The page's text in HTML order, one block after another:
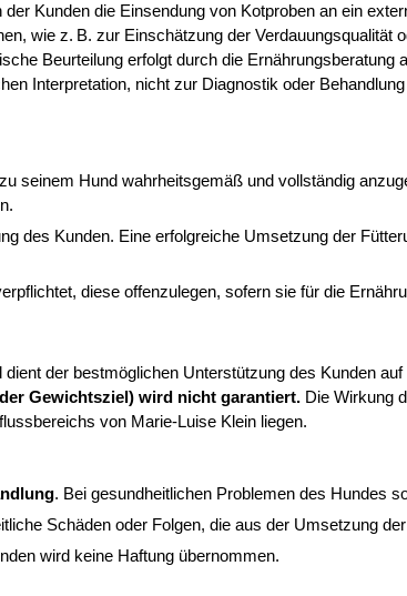
Kunden die Einsendung von Kotproben an ein
wie z. B. zur Einschätzung der Verdauungsqualität
Beurteilung erfolgt durch die
Interpretation, nicht zur Diagnostik oder
seinem Hund wahrheitsgemäß und vollständig
des Kunden. Eine erfolgreiche Umsetzung der
diese offenzulegen, sofern sie für die
der bestmöglichen Unterstützung des Kunden
Gewichtsziel) wird nicht garantiert.Die Wirkung
von Marie-Luise Klein liegen.
. Bei gesundheitlichen Problemen des Hundes
Schäden oder Folgen, die aus der Umsetzung
wird keine Haftung übernommen.